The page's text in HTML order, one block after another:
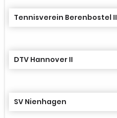
Tennisverein Berenbostel II
DTV Hannover II
SV Nienhagen